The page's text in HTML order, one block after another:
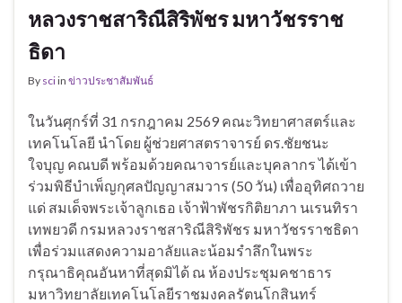
หลวงราชสาริณีสิริพัชร มหาวัชรราช
ธิดา
By sciin ข่าวประชาสัมพันธ์
ในวันศุกร์ที่ 31 กรกฎาคม 2569 คณะวิทยาศาสตร์และ
เทคโนโลยี นำโดย ผู้ช่วยศาสตราจารย์ ดร.ชัยชนะ
ใจบุญ คณบดี พร้อมด้วยคณาจารย์และบุคลากร ได้เข้า
ร่วมพิธีบำเพ็ญกุศลปัญญาสมวาร (50 วัน) เพื่ออุทิศถวาย
แด่ สมเด็จพระเจ้าลูกเธอ เจ้าฟ้าพัชรกิติยาภา นเรนทิรา
เทพยวดี กรมหลวงราชสาริณีสิริพัชร มหาวัชรราชธิดา
เพื่อร่วมแสดงความอาลัยและน้อมรำลึกในพระ
กรุณาธิคุณอันหาที่สุดมิได้ ณ ห้องประชุมคชาธาร
มหาวิทยาลัยเทคโนโลยีราชมงคลรัตนโกสินทร์